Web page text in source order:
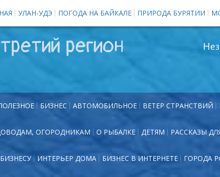
УЛАН-УДЭ ПОГОДА НА БАЙКАЛЕ ПРИРОДА БУРЯТИИ
регион
БИЗНЕС АВТОМОБИЛЬНОЕ ВЕТЕР СТРАНСТВИЙ
ОГОРОДНИКАМ О РЫБАЛКЕ ДЕТЯМ РАССКАЗЫ
БИЗНЕСУ ИНТЕРЬЕР ДОМА БИЗНЕС В ИНТЕРНЕТЕ ГОРОДА